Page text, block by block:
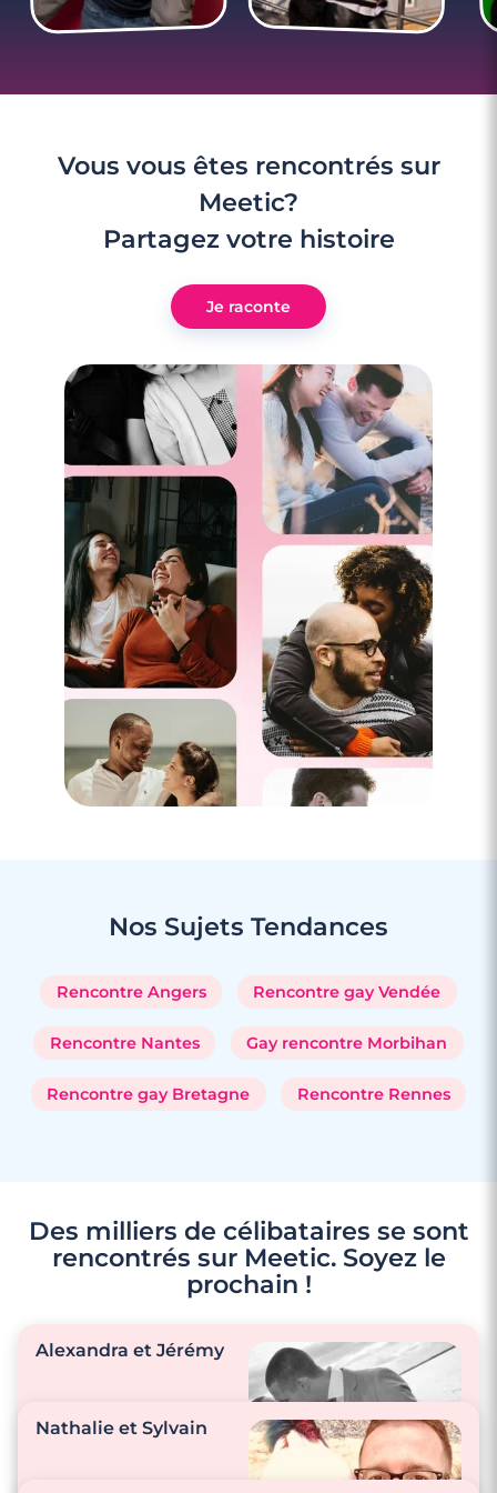
Vous vous êtes rencontrés sur
Meetic?
Partagez votre histoire
Je raconte
Nos Sujets Tendances
Rencontre Angers Rencontre gay Vendée
Rencontre Nantes Gay rencontre Morbihan
Rencontre gay Bretagne Rencontre Rennes
Des milliers de célibataires se sont
rencontrés sur Meetic. Soyez le
prochain !
Alexandra et Jérémy
Nathalie et Sylvain